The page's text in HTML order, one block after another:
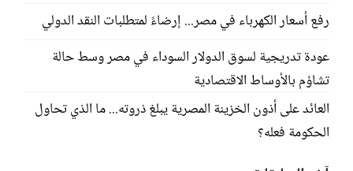
رفع أسعار الكهرباء في مصر... إرضاءً لمتطلبات النقد الدولي
عودة تدريجية لسوق الدولار السوداء في مصر وسط حالة
تشاؤم بالأوساط الاقتصادية
العائد على أذون الخزينة المصرية يبلغ ذروته... ما الذي تحاول
الحكومة فعله؟